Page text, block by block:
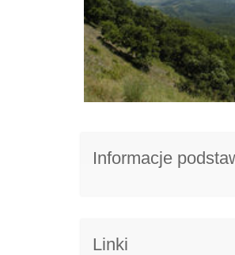
Informacje
Linki